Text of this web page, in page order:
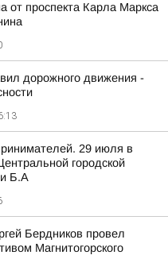
от проспекта Карла Маркса
дорожного движения -
29 июля в
городской
Б.А
Бердников провел
Магнитогорского